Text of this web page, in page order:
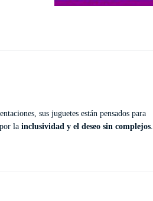
sus juguetes están pensados para
la inclusividad y el deseo sin complejos.